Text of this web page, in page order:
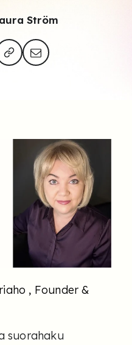
Ström
, Founder &
suorahaku